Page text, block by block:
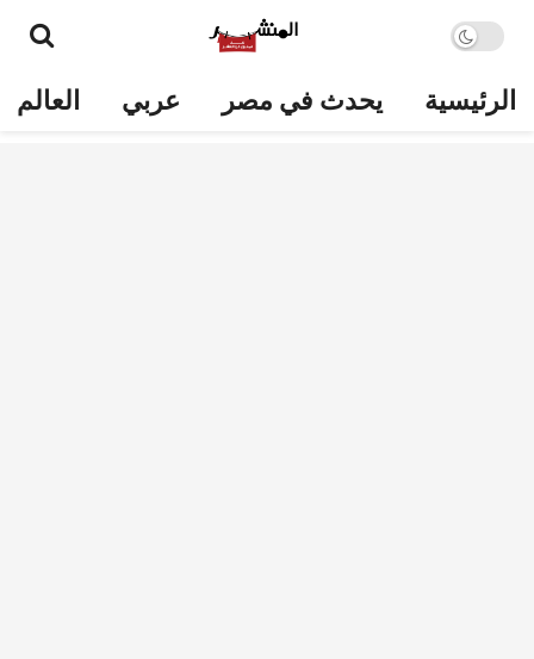
الرئيسية يحدث في مصر عربي العالم